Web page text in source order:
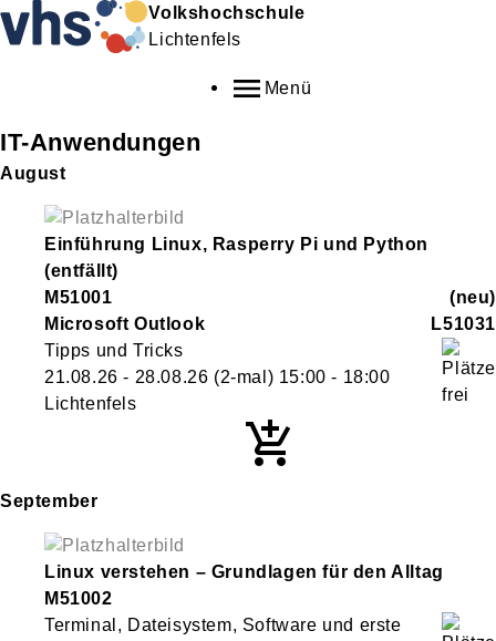
Volkshochschule
Lichtenfels
Menü
IT-Anwendungen
August
Einführung Linux, Rasperry Pi und Python
(entfällt)
M51001
neu
Microsoft Outlook
L51031
Tipps und Tricks
21.08.26 - 28.08.26 (2-mal) 15:00 - 18:00
Lichtenfels
September
Linux verstehen – Grundlagen für den Alltag
M51002
Terminal, Dateisystem, Software und erste